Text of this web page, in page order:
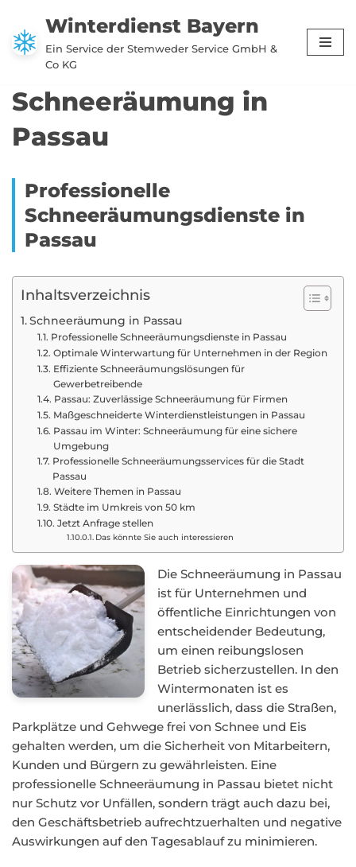
Zum
Inhalt
Winterdienst Bayern
Ein Service der Stemweder Service GmbH &
Co KG
Schneeräumung in
Passau
Professionelle
Schneeräumungsdienste in
Passau
Inhaltsverzeichnis
Schneeräumung in Passau
Professionelle Schneeräumungsdienste in Passau
Optimale Winterwartung für Unternehmen in der Region
Effiziente Schneeräumungslösungen für
Gewerbetreibende
Passau: Zuverlässige Schneeräumung für Firmen
Maßgeschneiderte Winterdienstleistungen in Passau
Passau im Winter: Schneeräumung für eine sichere
Umgebung
Professionelle Schneeräumungsservices für die Stadt
Passau
Weitere Themen in Passau
Städte im Umkreis von 50 km
Jetzt Anfrage stellen
Das könnte Sie auch interessieren
Die Schneeräumung in Passau
ist für Unternehmen und
öffentliche Einrichtungen von
entscheidender Bedeutung,
um einen reibungslosen
Betrieb sicherzustellen. In den
Wintermonaten ist es
unerlässlich, dass die Straßen,
Parkplätze und Gehwege frei von Schnee und Eis
gehalten werden, um die Sicherheit von Mitarbeitern,
Kunden und Bürgern zu gewährleisten. Eine
professionelle Schneeräumung in Passau bietet nicht
nur Schutz vor Unfällen, sondern trägt auch dazu bei,
den Geschäftsbetrieb aufrechtzuerhalten und negative
Auswirkungen auf den Tagesablauf zu minimieren.